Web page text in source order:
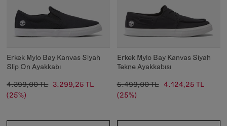
Erkek Mylo Bay Kanvas Siyah
Slip On Ayakkabı
4.399,00 TL 3.299,25 TL
(25%)
Erkek Mylo Bay Kanvas Siyah
Tekne Ayakkabısı
5.499,00 TL 4.124,25 TL
(25%)